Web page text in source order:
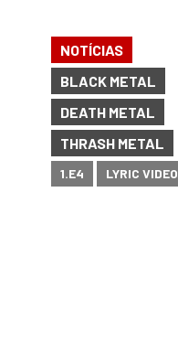
NOTÍCIAS
BLACK METAL
DEATH METAL
THRASH METAL
1.E4 LYRIC VIDEO